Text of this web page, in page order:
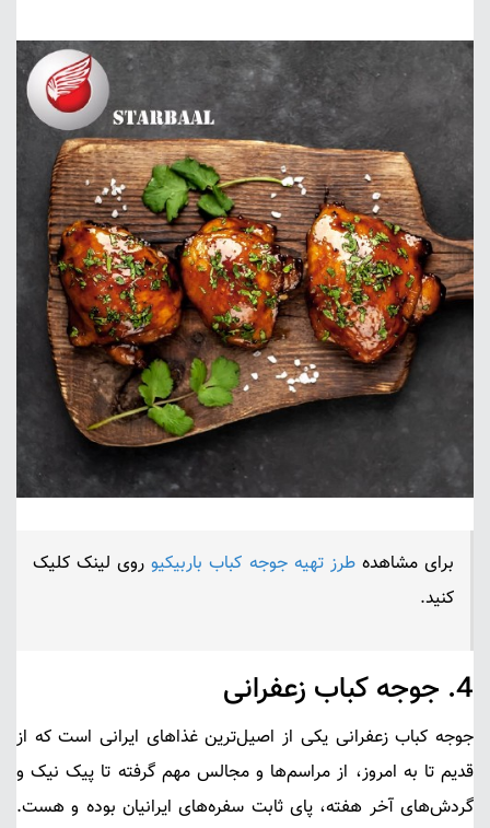
برای مشاهدهطرز تهیه جوجه کباب باربیکیوروی لینک کلیک
کنید.
4. جوجه کباب زعفرانی
جوجه کباب زعفرانی یکی از اصیل‌ترین غذاهای ایرانی است که از
قدیم تا به امروز، از مراسم‌ها و مجالس مهم گرفته تا پیک نیک و
گردش‌های آخر هفته، پای ثابت سفره‌های ایرانیان بوده و هست.